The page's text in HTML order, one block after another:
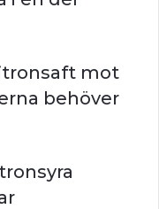
mot
behöver